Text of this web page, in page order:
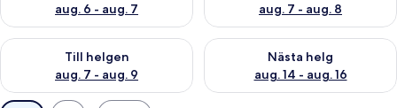
aug. 6 - aug. 7
aug. 7 - aug. 8
Till helgen
aug. 7 - aug. 9
Kontrollera tillgängligheten för den här helgen aug. 7 - aug. 9
Nästa helg
aug. 14 - aug. 16
Kontrollera tillgängligheten